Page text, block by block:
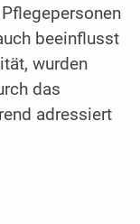
beeinflusst
wurden
das
adressiert